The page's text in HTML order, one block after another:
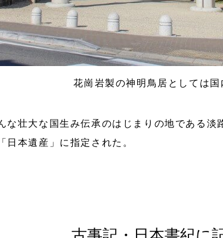
花崗岩製の神明鳥居としては
な壮大な国生み伝承のはじまりの地である
日本遺産」に指定された。